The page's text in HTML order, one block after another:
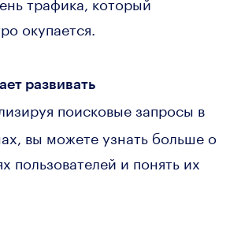
окупается.
развивать
поисковые запросы в
вы можете узнать больше о
пользователей и понять их